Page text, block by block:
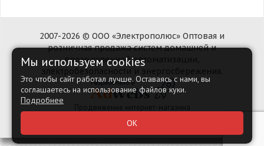
2007-2026 © ООО «Электрополюс» Оптовая и
розничная продажа систем домашней и
промышленной автоматизации,
электробезопасности и энергосбережения.
Наверх
Мы используем cookies
Это чтобы сайт работал лучше. Оставаясь с нами, вы
соглашаетесь на использование файлов куки.
Подробнее
ОК